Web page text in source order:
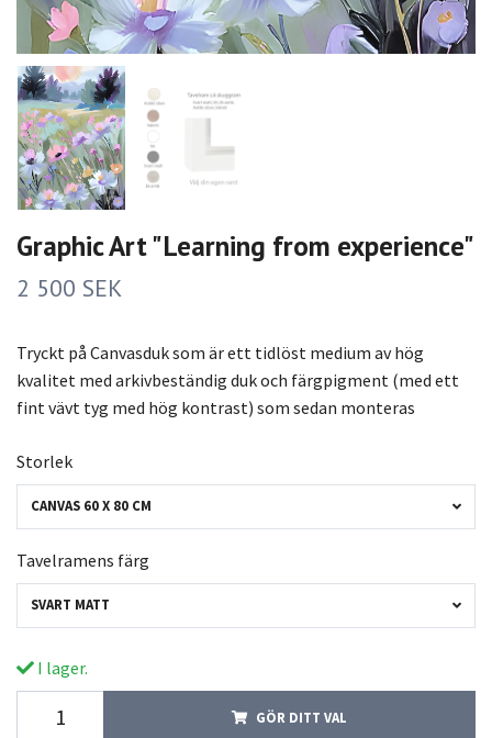
Graphic Art "Learning from experience"
2 500 SEK
Tryckt på Canvasduk som är ett tidlöst medium av hög
kvalitet med arkivbeständig duk och färgpigment (med ett
fint vävt tyg med hög kontrast) som sedan monteras
Storlek
CANVAS 60 X 80 CM
Tavelramens färg
SVART MATT
I lager.
GÖR DITT VAL